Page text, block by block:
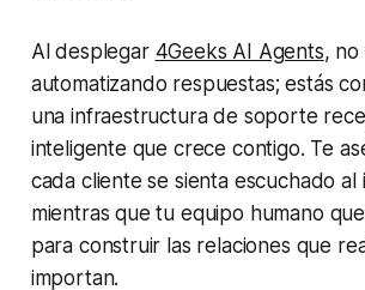
Al desplegar 4Geeks AI Agents, no
automatizando respuestas; estás
una infraestructura de soporte
inteligente que crece contigo. Te
cada cliente se sienta escuchado al
mientras que tu equipo humano
para construir las relaciones que
importan.